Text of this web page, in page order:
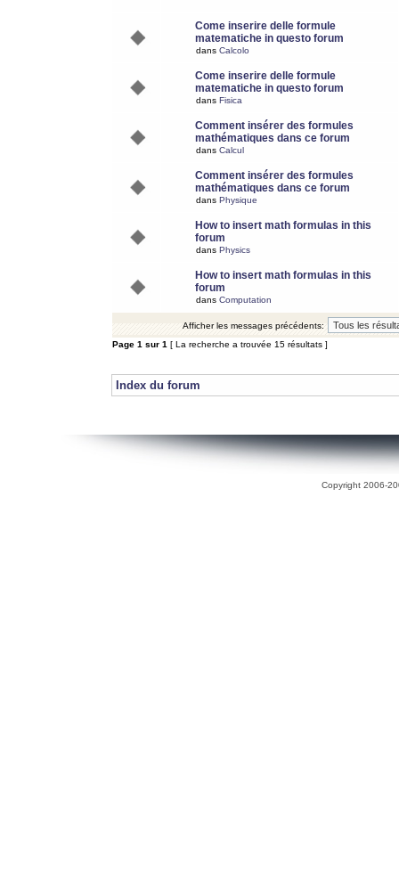
Come inserire delle formule
matematiche in questo forum
dans Calcolo
Come inserire delle formule
matematiche in questo forum
dans Fisica
Comment insérer des formules
mathématiques dans ce forum
dans Calcul
Comment insérer des formules
mathématiques dans ce forum
dans Physique
How to insert math formulas in this
forum
dans Physics
How to insert math formulas in this
forum
dans Computation
Afficher les messages précédents:
Page 1 sur 1 [ La recherche a trouvée 15 résultats ]
Index du forum
Copyright 2006-